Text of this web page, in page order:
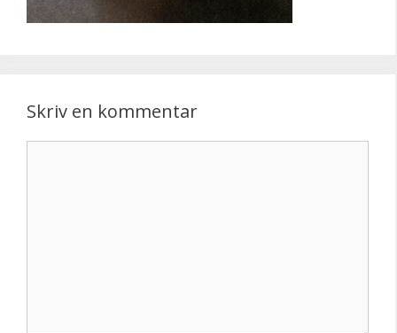
Skriv en kommentar